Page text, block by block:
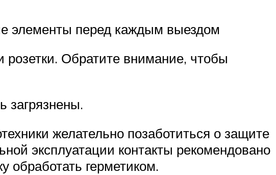
элементы перед каждым выездом
розетки. Обратите внимание, чтобы
загрязнены.
желательно позаботиться о защите
эксплуатации контакты рекомендовано
обработать герметиком.